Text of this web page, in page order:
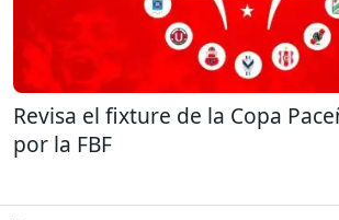
Revisa el fixture de la Copa
por la FBF